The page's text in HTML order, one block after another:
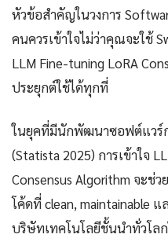
หัวข้อสำคัญในวงการ
คนควรเข้าใจไม่ว่าคุณจะใช้
LLM Fine-tuning LoRA
ประยุกต์ใช้ได้ทุกที่
ในยุคที่มีนักพัฒนาซอฟต์แวร์
(Statista 2025) การเข้าใจ
Consensus Algorithm จะช่
โค้ดที่ clean, maintainable
บริษัทเทคโนโลยีชั้นนำทั่วโล